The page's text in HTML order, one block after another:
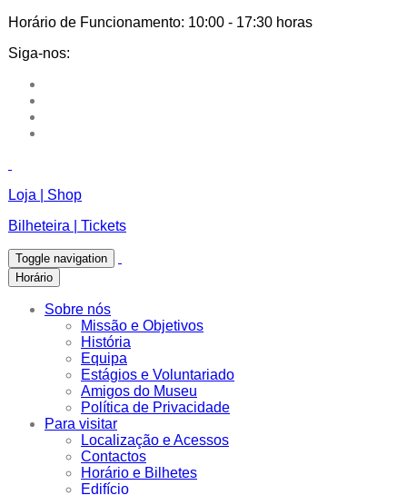
Horário de Funcionamento: 10:00 - 17:30 horas
Siga-nos:
Loja | Shop
Bilheteira | Tickets
Toggle navigation
Horário
Sobre nós
Missão e Objetivos
História
Equipa
Estágios e Voluntariado
Amigos do Museu
Política de Privacidade
Para visitar
Localização e Acessos
Contactos
Horário e Bilhetes
Edifício